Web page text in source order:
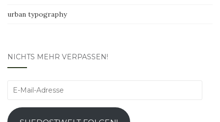
urban typography
NICHTS MEHR VERPASSEN!
E-
Adresse